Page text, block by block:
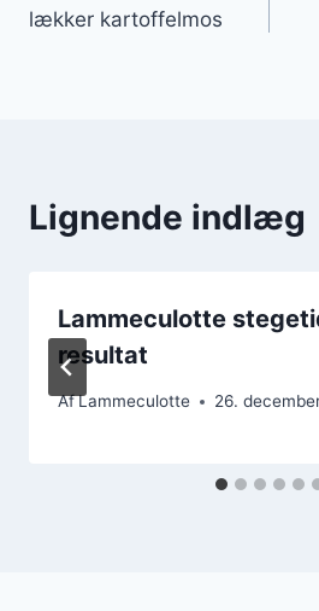
lækker kartoffelmos
Lignende indlæg
Lammeculotte
resultat
AfLammeculotte 26.